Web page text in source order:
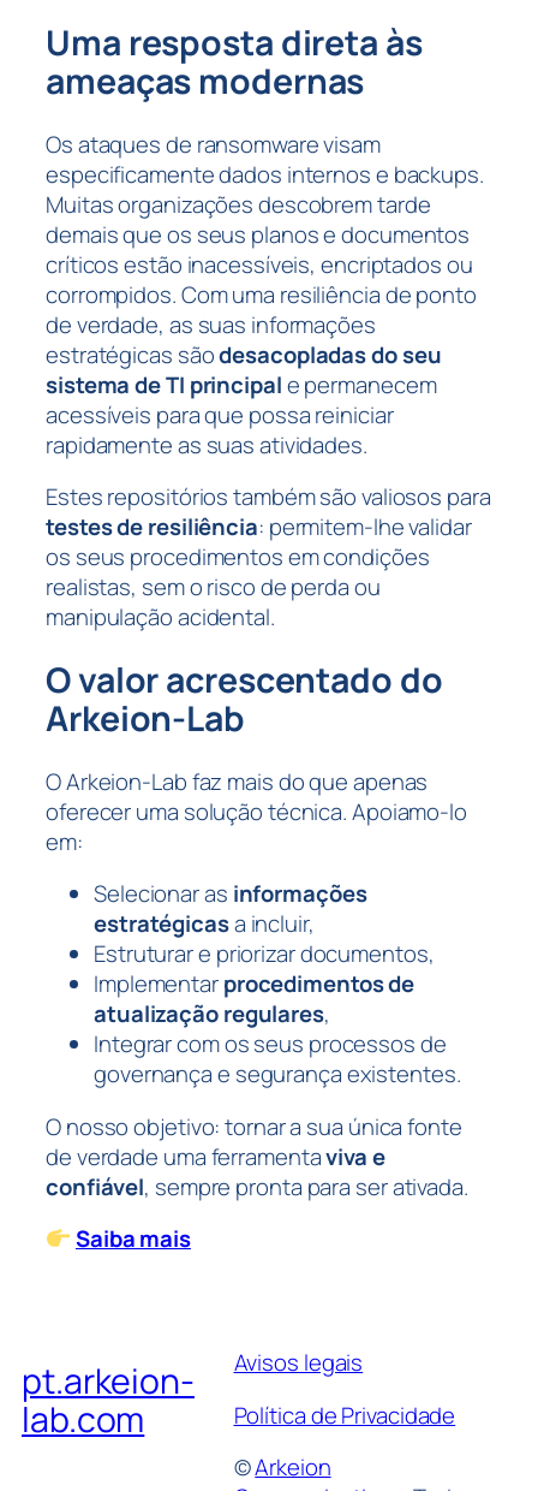
Uma resposta direta às
ameaças modernas
Os ataques de ransomware visam
especificamente dados internos e backups.
Muitas organizações descobrem tarde
demais que os seus planos e documentos
críticos estão inacessíveis, encriptados ou
corrompidos. Com uma resiliência de ponto
de verdade, as suas informações
estratégicas sãodesacopladas do seu
sistema de TI principale permanecem
acessíveis para que possa reiniciar
rapidamente as suas atividades.
Estes repositórios também são valiosos para
testes de resiliência: permitem-lhe validar
os seus procedimentos em condições
realistas, sem o risco de perda ou
manipulação acidental.
O valor acrescentado do
Arkeion-Lab
O Arkeion-Lab faz mais do que apenas
oferecer uma solução técnica. Apoiamo-lo
em:
Selecionar as informações
estratégicasa incluir,
Estruturar e priorizar documentos,
Implementarprocedimentos de
atualização regulares,
Integrar com os seus processos de
governança e segurança existentes.
O nosso objetivo: tornar a sua única fonte
de verdade uma ferramentaviva e
confiável, sempre pronta para ser ativada.
Saiba mais
pt.arkeion-
lab.com
Avisos legais
Política de Privacidade
©Arkeion